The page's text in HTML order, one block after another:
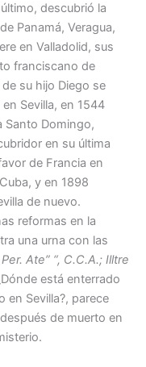
descubrió la
Panamá, Veragua,
en Valladolid, sus
franciscano de
su hijo Diego se
Sevilla, en 1544
Santo Domingo,
en su última
de Francia en
y en 1898
de nuevo.
reformas en la
una urna con las
Ate” “, C.C.A.; Illtre
está enterrado
en Sevilla?, parece
de muerto en